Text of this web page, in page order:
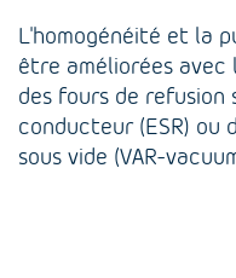
L'homogénéité et la
être améliorées avec
des fours de
conducteur (ESR) ou
sous vide (VAR-